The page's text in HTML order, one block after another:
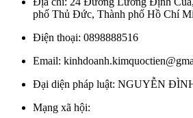
phố Thủ Đức, Thành phố Hồ Chí
Điện thoại: 0898888516
Email:
Đại diện pháp luật: NGUYỄN
Mạng xã hội: